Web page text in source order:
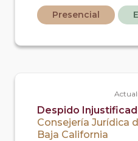
laboral, siempre y
un abogado particular.
Presencial
Despido
Consejería Jurídica
Baja California